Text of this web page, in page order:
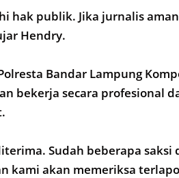
hak publik. Jika jurnalis
Hendry.
Bandar Lampung
bekerja secara profesional
Sudah beberapa saksi
kami akan memeriksa